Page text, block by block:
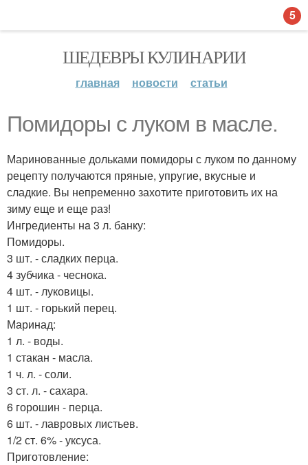
ШЕДЕВРЫ КУЛИНАРИИ
главная новости статьи
Помидоры с луком в масле.
Маринованные дольками помидоры с луком по данному
рецепту получаются пряные, упругие, вкусные и
сладкие. Вы непременно захотите приготовить их на
зиму еще и еще раз!
Ингредиенты нa 3 л. банку:
Помидоры.
3 шт. - сладких перца.
4 зубчика - чеснока.
4 шт. - луковицы.
1 шт. - горький перец.
Маринад:
1 л. - воды.
1 стакан - масла.
1 ч. л. - соли.
3 ст. л. - сахара.
6 горошин - перца.
6 шт. - лавровых листьев.
1/2 ст. 6% - уксуса.
Приготовление:
5